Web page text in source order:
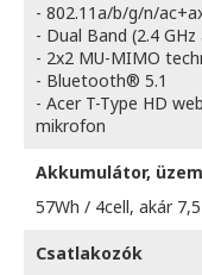
- 802.11a/b/g/n/
- Dual Band (2.4 GHz
- 2x2 MU-MIMO
- Bluetooth® 5.1
- Acer T-Type HD
mikrofon
Akkumulátor,
57Wh / 4cell, akár
Csatlakozók